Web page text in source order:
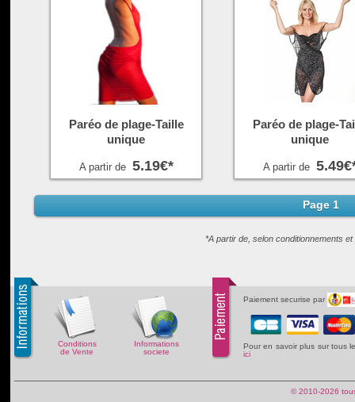
Paréo de plage-Taille
unique
A partir de 5.19€*
Paréo de plage-
unique
A partir de
Page 1
*A partir de, selon conditionnements
Conditions
de Vente
Informations
societe
Paiement securise par
Pour en savoir plus sur tous
ici
© 2010-2026